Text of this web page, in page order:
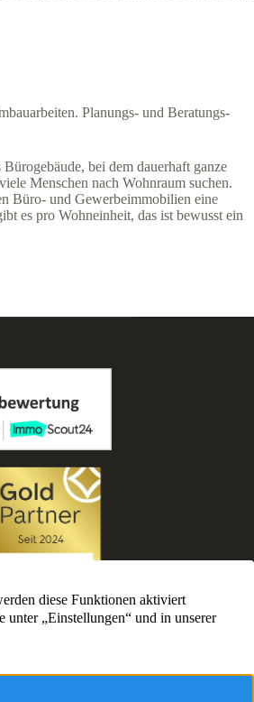
Planungs- und Beratungs­
bei dem dauerhaft ganze
Menschen nach Wohnraum suchen.
Büro- und Gewerbeimmobilien eine
es pro Wohneinheit, das ist bewusst ein